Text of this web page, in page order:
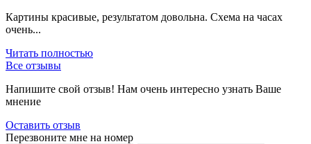
Картины красивые, результатом довольна. Схема на часах
очень...
Читать полностью
Все отзывы
Напишите свой отзыв! Нам очень интересно узнать Ваше
мнение
Оставить отзыв
Перезвоните мне на номер